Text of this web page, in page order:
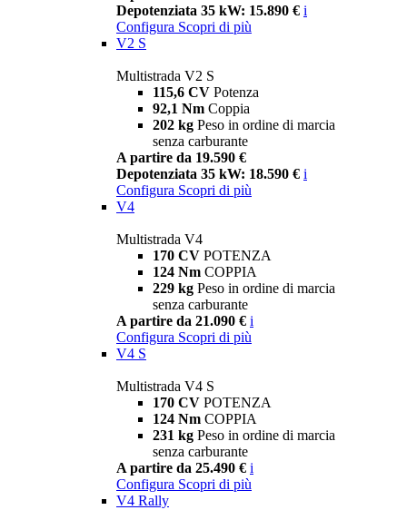
Depotenziata 35 kW: 15.890 € i
Configura Scopri di più
V2 S
Multistrada V2 S
115,6 CV Potenza
92,1 Nm Coppia
202 kg Peso in ordine di marcia
senza carburante
A partire da 19.590 €
Depotenziata 35 kW: 18.590 € i
Configura Scopri di più
V4
Multistrada V4
170 CV POTENZA
124 Nm COPPIA
229 kg Peso in ordine di marcia
senza carburante
A partire da 21.090 € i
Configura Scopri di più
V4 S
Multistrada V4 S
170 CV POTENZA
124 Nm COPPIA
231 kg Peso in ordine di marcia
senza carburante
A partire da 25.490 € i
Configura Scopri di più
V4 Rally